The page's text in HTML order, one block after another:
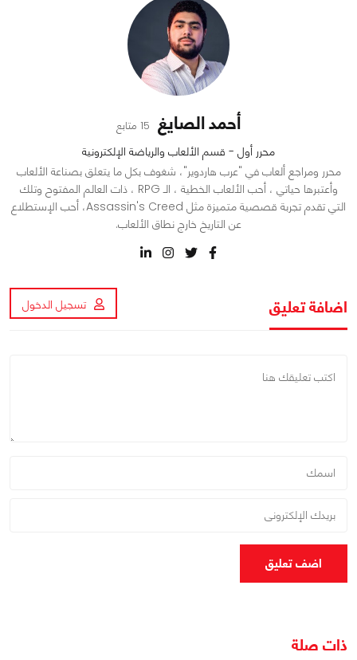
أحمد الصايغ 15 متابع
محرر أول - قسم الألعاب والرياضة الإلكترونية
محرر ومراجع ألعاب في "عرب هاردوير"، شغوف بكل ما يتعلق بصناعة الألعاب
وأعتبرها حياتي ، أحب الألعاب الخطية ، الـ RPG ، ذات العالم المفتوح وتلك
التي تقدم تجربة قصصية متميزة مثل Assassin's Creed، أحب الإستطلاع
عن التاريخ خارج نطاق الألعاب.
اضافة تعليق تسجيل الدخول
اضف تعليق
ذات صلة